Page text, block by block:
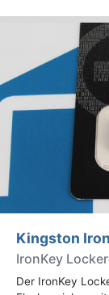
Kingston
IronKey
Der IronKey